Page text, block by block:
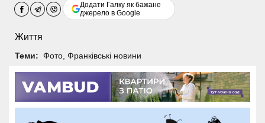
Додати Галку як бажане
джерело в Google
Життя
Теми: Фото, Франківські новини